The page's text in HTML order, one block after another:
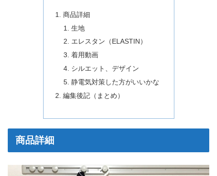
商品詳細
生地
エレスタン（ELASTIN）
着用動画
シルエット、デザイン
静電気対策した方がいいかな
編集後記（まとめ）
商品詳細